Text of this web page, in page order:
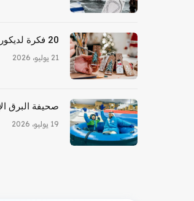
20 فكرة لديكور عيد الميلاد يمكنك صنعها بنفسك للأشخاص المكسورين
21 يوليو، 2026
صحيفة البرق
19 يوليو، 2026